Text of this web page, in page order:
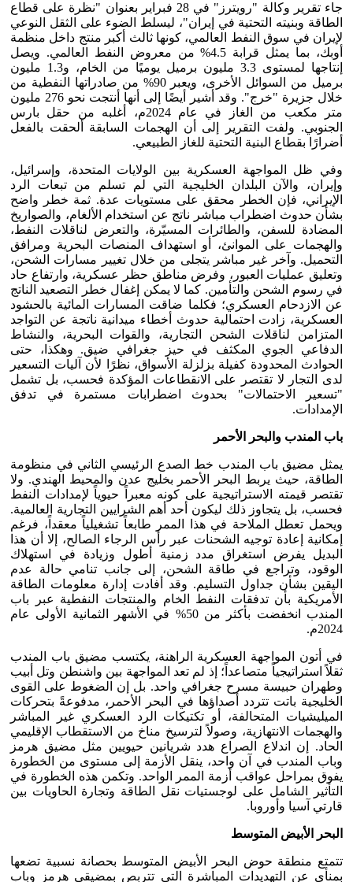
جاء تقرير وكالة "رويترز" في 28 فبراير بعنوان "نظرة على قطاع
الطاقة وبنيته التحتية في إيران"، ليسلط الضوء على الثقل النوعي
لإيران في سوق النفط العالمي، كونها ثالث أكبر منتج داخل منظمة
أوبك، بما يمثل قرابة 4.5% من معروض النفط العالمي. ويصل
إنتاجها لمستوى 3.3 مليون برميل يوميًا من الخام، و1.3 مليون
برميل من السوائل الأخرى، ويعبر 90% من صادراتها النفطية من
خلال جزيرة "خرج". وقد أشير أيضًا إلى أنها أنتجت نحو 276 مليون
متر مكعب من الغاز في عام 2024م، أغلبه من حقل بارس
الجنوبي. ولفت التقرير إلى أن الهجمات السابقة ألحقت بالفعل
أضرارًا بقطاع البنية التحتية للغاز الطبيعي.
وفي ظل المواجهة العسكرية بين الولايات المتحدة، وإسرائيل،
وإيران، والآن البلدان الخليجية التي لم تسلم من تبعات الرد
الإيراني، فإن الخطر محقق على مستويات عدة. ثمة خطر واضح
بشأن حدوث اضطراب مباشر ناتج عن استخدام الألغام، والصواريخ
المضادة للسفن، والطائرات المسيّرة، والتعرض لناقلات النفط،
والهجمات على الموانئ، أو استهداف المنصات البحرية ومرافق
التحميل. وآخر غير مباشر يتجلى من خلال تغيير مسارات الشحن،
وتعليق عمليات العبور، وفرض مناطق حظر عسكرية، وارتفاع حاد
في رسوم الشحن والتأمين. كما لا يمكن إغفال خطر التصعيد الناتج
عن الازدحام العسكري؛ فكلما ضاقت المسارات المائية بالحشود
العسكرية، زادت احتمالية حدوث أخطاء ميدانية ناتجة عن التواجد
المتزامن لناقلات الشحن التجارية، والقوات البحرية، والنشاط
الدفاعي الجوي المكثف في حيز جغرافي ضيق. وهكذا، حتى
الحوادث المحدودة كفيلة بزلزلة الأسواق، نظرًا لأن آليات التسعير
لدى التجار لا تقتصر على الانقطاعات المؤكدة فحسب، بل تشمل
"تسعير الاحتمالات" بحدوث اضطرابات مستمرة في تدفق
الإمدادات.
باب المندب والبحر الأحمر
يمثل مضيق باب المندب خط الصدع الرئيسي الثاني في منظومة
الطاقة، حيث يربط البحر الأحمر بخليج عدن والمحيط الهندي. ولا
تقتصر قيمته الاستراتيجية على كونه معبراً حيوياً لإمدادات النفط
فحسب، بل يتجاوز ذلك ليكون أحد أهم الشرايين التجارية العالمية.
ويحمل تعطل الملاحة في هذا الممر طابعاً تشغيلياً معقداً، فرغم
إمكانية إعادة توجيه الشحنات عبر رأس الرجاء الصالح، إلا أن هذا
البديل يفرض استغراق مدد زمنية أطول وزيادة في استهلاك
الوقود، وتراجع في طاقة الشحن، إلى جانب تنامي حالة عدم
اليقين بشأن جداول التسليم. وقد أفادت إدارة معلومات الطاقة
الأمريكية بأن تدفقات النفط الخام والمنتجات النفطية عبر باب
المندب انخفضت بأكثر من 50% في الأشهر الثمانية الأولى عام
2024م.
في أتون المواجهة العسكرية الراهنة، يكتسب مضيق باب المندب
ثقلاً استراتيجياً متصاعداً؛ إذ لم تعد المواجهة بين واشنطن وتل أبيب
وطهران حبيسة مسرح جغرافي واحد. بل إن الضغوط على القوى
الخليجية باتت تتردد أصداؤها في البحر الأحمر، مدفوعةً بتحركات
الميليشيات المتحالفة، أو تكتيكات الرد العسكري غير المباشر
والهجمات الانتهازية، وصولاً لترسيخ مناخ من الاستقطاب الإقليمي
الحاد. إن اندلاع الصراع هدد شريانين حيويين مثل مضيق هرمز
وباب المندب في آن واحد، ينقل الأزمة إلى مستوى من الخطورة
يفوق بمراحل عواقب أزمة الممر الواحد. وتكمن هذه الخطورة في
التأثير الشامل على لوجستيات نقل الطاقة وتجارة الحاويات بين
قارتي آسيا وأوروبا.
البحر الأبيض المتوسط
تتمتع منطقة حوض البحر الأبيض المتوسط بحصانة نسبية تضعها
بمنأى عن التهديدات المباشرة التي تتربص بمضيقي هرمز وباب